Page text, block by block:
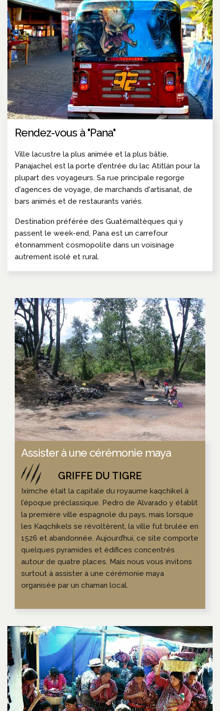
Rendez-vous à "Pana"
Ville lacustre la plus animée et la plus bâtie,
Panajachel est la porte d'entrée du lac Atitlán pour la
plupart des voyageurs. Sa rue principale regorge
d'agences de voyage, de marchands d'artisanat, de
bars animés et de restaurants variés.
Destination préférée des Guatémaltèques qui y
passent le week-end, Pana est un carrefour
étonnamment cosmopolite dans un voisinage
autrement isolé et rural.
Assister à une cérémonie maya
Iximche était la capitale du royaume kaqchikel à
l’époque préclassique. Pedro de Alvarado y établit
la première ville espagnole du pays, mais lorsque
les Kaqchikels se révoltèrent, la ville fut brulée en
1526 et abandonnée. Aujourd’hui, ce site comporte
quelques pyramides et édifices concentrés
autour de quatre places. Mais nous vous invitons
surtout à assister à une cérémonie maya
organisée par un chaman local.